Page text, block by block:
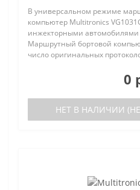
В универсальном режиме
компьютер Multitronics
инжекторными
Маршрутный бортовой
число оригинальных
0
НЕТ В НАЛИЧИИ